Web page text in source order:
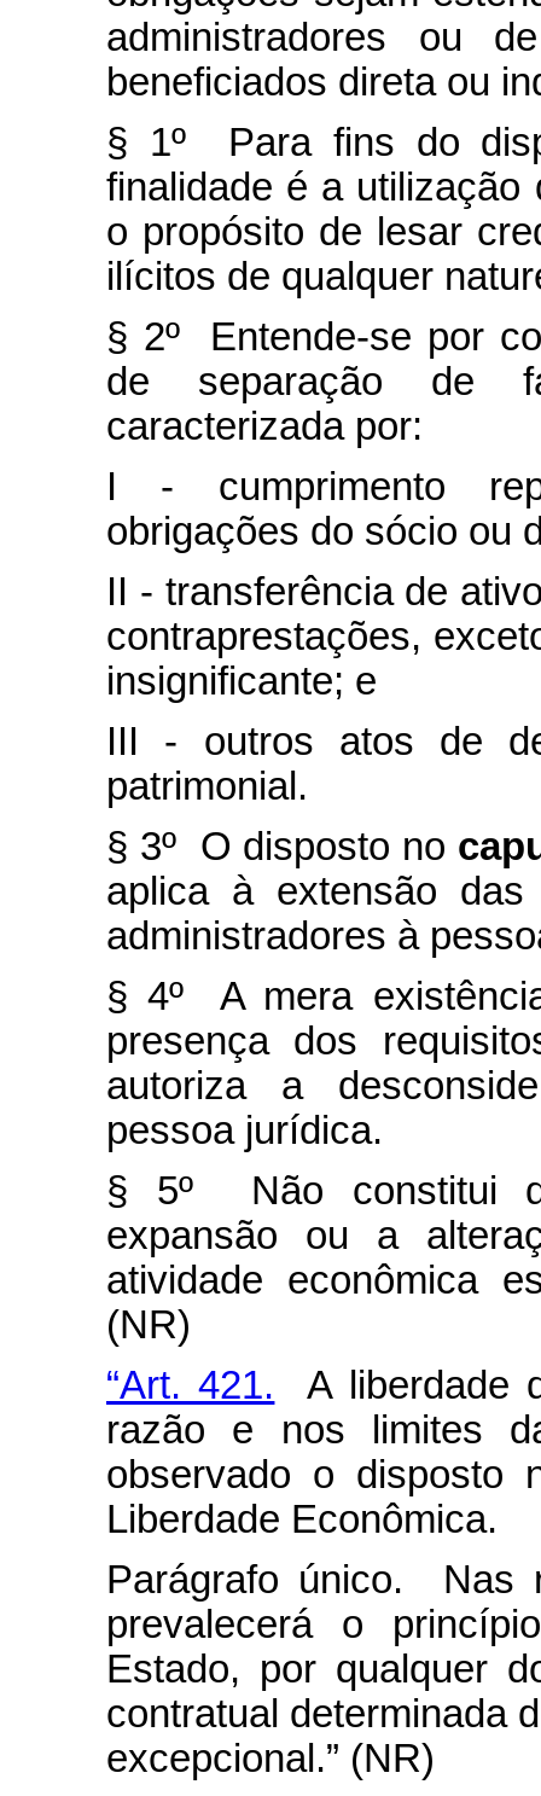
administradores ou
beneficiados direta ou
§ 1º Para fins do
finalidade é a
o propósito de lesar
ilícitos de qualquer
§ 2º Entende-se por
de separação de
caracterizada por:
I - cumprimento
obrigações do sócio ou
II - transferência de
contraprestações,
insignificante; e
III - outros atos de
patrimonial.
§ 3º O disposto no
aplica à extensão
administradores à
§ 4º A mera
presença dos
autoriza a
pessoa jurídica.
§ 5º Não constitui
expansão ou a
atividade econômica
(NR)
“Art. 421. A liberdade
razão e nos limites
observado o disposto
Liberdade Econômica.
Parágrafo único. Nas
prevalecerá o
Estado, por qualquer
contratual determinada
excepcional.” (NR)